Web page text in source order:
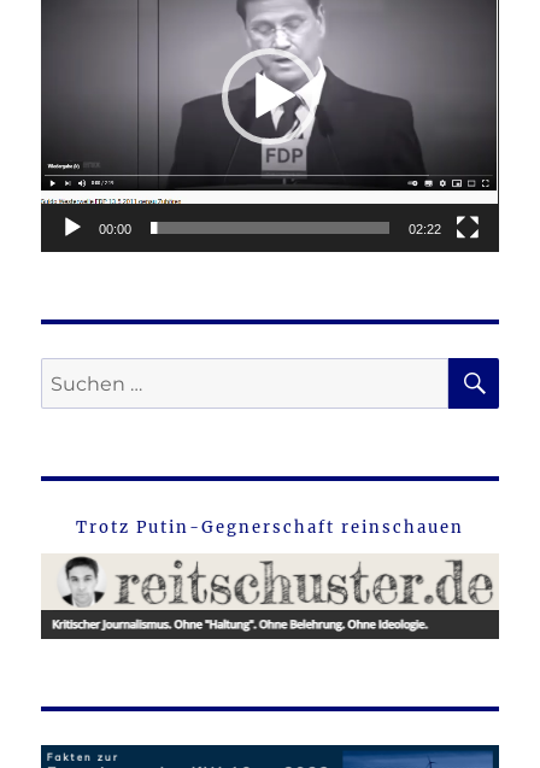
00:00 02:22
Suche
nach:
Trotz Putin-Gegnerschaft reinschauen